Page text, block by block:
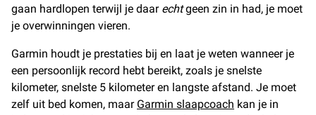
gaan hardlopen terwijl je daar echtgeen zin in had, je moet
je overwinningen vieren.
Garmin houdt je prestaties bij en laat je weten wanneer je
een persoonlijk record hebt bereikt, zoals je snelste
kilometer, snelste 5 kilometer en langste afstand. Je moet
zelf uit bed komen, maar Garmin slaapcoach kan je in